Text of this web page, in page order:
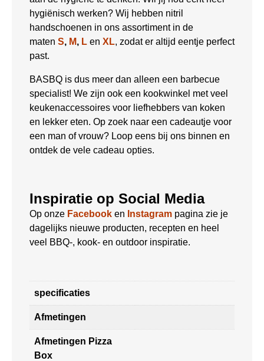
hygiënisch werken? Wij hebben nitril
handschoenen in ons assortiment in de
maten S, M, L en XL, zodat er altijd eentje perfect
past.
BASBQ is dus meer dan alleen een barbecue
specialist! We zijn ook een kookwinkel met veel
keukenaccessoires voor liefhebbers van koken
en lekker eten. Op zoek naar een cadeautje voor
een man of vrouw? Loop eens bij ons binnen en
ontdek de vele cadeau opties.
Inspiratie op Social Media
Op onze Facebook en Instagram pagina zie je
dagelijks nieuwe producten, recepten en heel
veel BBQ-, kook- en outdoor inspiratie.
specificaties
Afmetingen
Afmetingen Pizza
Box